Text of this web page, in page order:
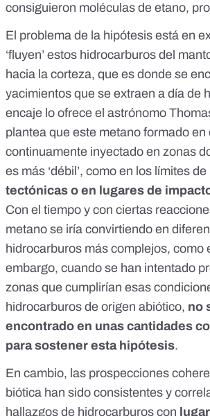
consiguieron moléculas de etano,
El problema de la hipótesis está en
‘fluyen’ estos hidrocarburos del
hacia la corteza, que es donde se
yacimientos que se extraen a día de
encaje lo ofrece el astrónomo
plantea que este metano formado en
continuamente inyectado en zonas
es más ‘débil’, como en los límites de
tectónicas o en lugares de
Con el tiempo y con ciertas
metano se iría convirtiendo en
hidrocarburos más complejos, como
embargo, cuando se han intentado
zonas que cumplirían esas
hidrocarburos de origen abiótico, no
encontrado en unas cantidades
para sostener esta hipótesis.
En cambio, las prospecciones
biótica han sido consistentes y
hallazgos de hidrocarburos con